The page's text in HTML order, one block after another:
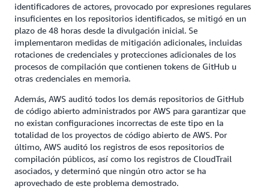
identificadores de actores, provocado por expresiones regulares
insuficientes en los repositorios identificados, se mitigó en un
plazo de 48 horas desde la divulgación inicial. Se
implementaron medidas de mitigación adicionales, incluidas
rotaciones de credenciales y protecciones adicionales de los
procesos de compilación que contienen tokens de GitHub u
otras credenciales en memoria.
Además, AWS auditó todos los demás repositorios de GitHub
de código abierto administrados por AWS para garantizar que
no existan configuraciones incorrectas de este tipo en la
totalidad de los proyectos de código abierto de AWS. Por
último, AWS auditó los registros de esos repositorios de
compilación públicos, así como los registros de CloudTrail
asociados, y determinó que ningún otro actor se ha
aprovechado de este problema demostrado.